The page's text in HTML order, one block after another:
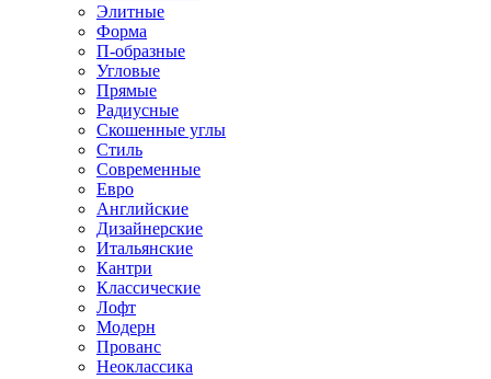
Элитные
Форма
П-образные
Угловые
Прямые
Радиусные
Скошенные углы
Стиль
Современные
Евро
Английские
Дизайнерские
Итальянские
Кантри
Классические
Лофт
Модерн
Прованс
Неоклассика